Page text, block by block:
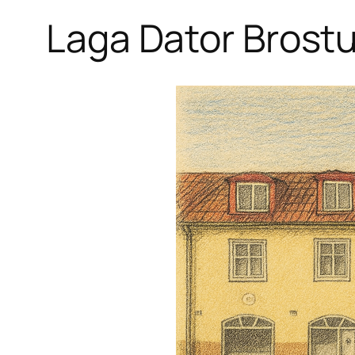
Laga Dator